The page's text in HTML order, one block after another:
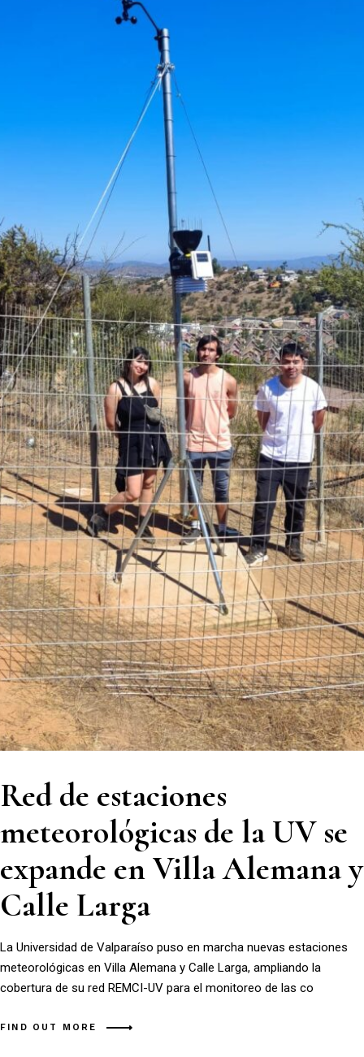
Red de estaciones
meteorológicas de la UV se
expande en Villa Alemana y
Calle Larga
La Universidad de Valparaíso puso en marcha nuevas estaciones
meteorológicas en Villa Alemana y Calle Larga, ampliando la
cobertura de su red REMCI-UV para el monitoreo de las co
FIND OUT MORE